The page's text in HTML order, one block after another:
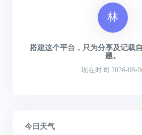
林
搭建这个平台，只为分享及记载
题。
现在时间 2026-08-
今日天气